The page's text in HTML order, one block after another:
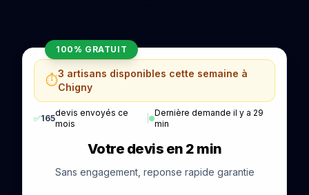
100% GRATUIT
⏱️3 artisans disponibles cette semaine à
Chigny
✅165
devis envoyés ce
mois
Dernière demande il y a 29
min
Votre devis en 2 min
Sans engagement, reponse rapide garantie